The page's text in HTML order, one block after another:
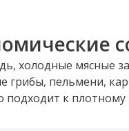
холодные мясные
грибы, пельмени,
к плотному